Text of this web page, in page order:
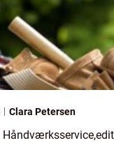
Clara Petersen
Håndværksservice,